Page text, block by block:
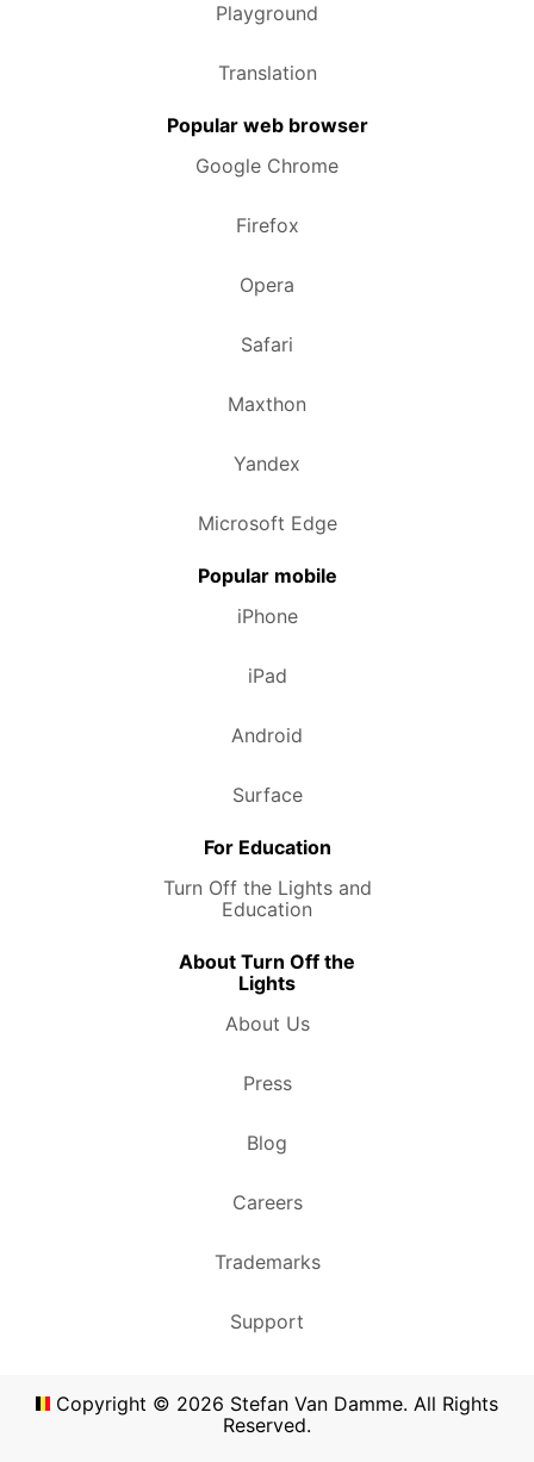
Playground
Translation
Popular web browser
Google Chrome
Firefox
Opera
Safari
Maxthon
Yandex
Microsoft Edge
Popular mobile
iPhone
iPad
Android
Surface
For Education
Turn Off the Lights and
Education
About Turn Off the
Lights
About Us
Press
Blog
Careers
Trademarks
Support
Copyright © 2026 Stefan Van Damme. All Rights
Reserved.